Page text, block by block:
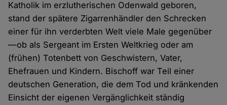
Katholik im erzlutherischen Odenwald geboren,
stand der spätere Zigarrenhändler den Schrecken
einer für ihn verderbten Welt viele Male gegenüber
— ob als Sergeant im Ersten Weltkrieg oder am
(frühen) Totenbett von Geschwistern, Vater,
Ehefrauen und Kindern. Bischoff war Teil einer
deutschen Generation, die dem Tod und kränkenden
Einsicht der eigenen Vergänglichkeit ständig